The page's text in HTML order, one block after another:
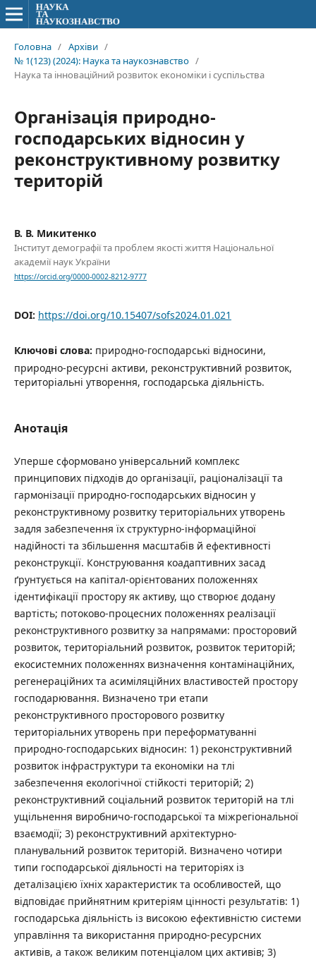
Головна / Архіви /
№ 1(123) (2024): Наука та наукознавство /
Наука та інноваційний розвиток економіки і суспільства
Організація природно-
господарських відносин у
реконструктивному розвитку
територій
В. В. Микитенко
Інститут демографії та проблем якості життя Національної
академії наук України
https://orcid.org/0000-0002-8212-9777
DOI: https://doi.org/10.15407/sofs2024.01.021
Ключові слова: природно-господарські відносини,
природно-ресурсні активи, реконструктивний розвиток,
територіальні утворення, господарська діяльність.
Анотація
Уперше сформовано універсальний комплекс
принципових підходів до організації, раціоналізації та
гармонізації природно-господарських відносин у
реконструктивному розвитку територіальних утворень
задля забезпечення їх структурно-інформаційної
надійності та збільшення масштабів й ефективності
реконструкції. Конструювання коадаптивних засад
ґрунтується на капітал-орієнтованих положеннях
ідентифікації простору як активу, що створює додану
вартість; потоково-процесних положеннях реалізації
реконструктивного розвитку за напрямами: просторовий
розвиток, територіальний розвиток, розвиток територій;
екосистемних положеннях визначення контамінаційних,
регенераційних та асиміляційних властивостей простору
господарювання. Визначено три етапи
реконструктивного просторового розвитку
територіальних утворень при переформатуванні
природно-господарських відносин: 1) реконструктивний
розвиток інфраструктури та економіки на тлі
забезпечення екологічної стійкості територій; 2)
реконструктивний соціальний розвиток територій на тлі
ущільнення виробничо-господарської та міжрегіональної
взаємодії; 3) реконструктивний архітектурно-
планувальний розвиток територій. Визначено чотири
типи господарської діяльності на територіях із
деталізацією їхніх характеристик та особливостей, що
відповідає прийнятним критеріям цінності результатів: 1)
господарська діяльність із високою ефективністю системи
управління та використання природно-ресурсних
активів, а також великим потенціалом цих активів; 3)